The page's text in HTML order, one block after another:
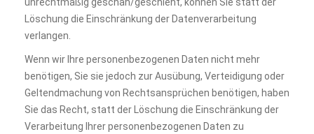
Löschung die Einschränkung der Datenverarbeitung
verlangen.
Wenn wir Ihre personenbezogenen Daten nicht mehr
benötigen, Sie sie jedoch zur Ausübung, Verteidigung oder
Geltendmachung von Rechtsansprüchen benötigen, haben
Sie das Recht, statt der Löschung die Einschränkung der
Verarbeitung Ihrer personenbezogenen Daten zu